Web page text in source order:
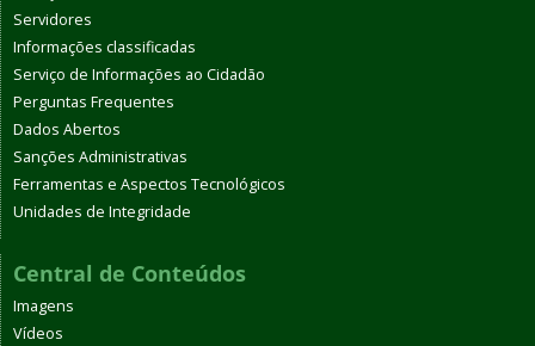
Servidores
Informações classificadas
Serviço de Informações ao Cidadão
Perguntas Frequentes
Dados Abertos
Sanções Administrativas
Ferramentas e Aspectos Tecnológicos
Unidades de Integridade
Central de Conteúdos
Imagens
Vídeos